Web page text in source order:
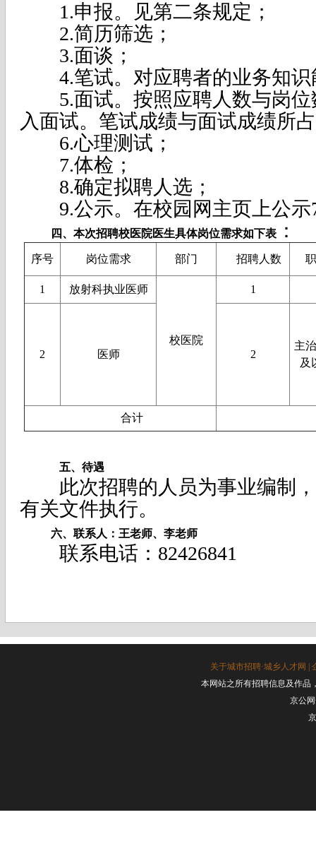
1.申报。见第二条规定；
2.简历筛选；
3.面谈；
4.笔试。对应聘者的业务知识
5.面试。按照应聘人数与岗位
入面试。笔试成绩与面试成绩所
6.心理测试；
7.体检；
8.确定拟聘人选；
9.公示。在校园网主页上公示
四、本次招聘校医院医生具体岗位需求如下表 ：
序号 岗位需求 部门 招聘人数
1 放射科执业医师
校医院
1
2 医师 2
主
及
合计
五、待遇
此次招聘的人员为事业编制，
有关文件执行。
六、联系人：王老师、李老师
联系电话：82426841
关于城市招聘·城乡人才网
本网站之所有招聘信息及作品
京公网